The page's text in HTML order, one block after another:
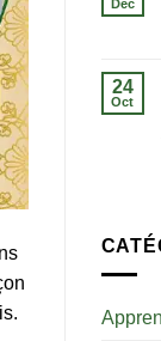
Déc
24
Oct